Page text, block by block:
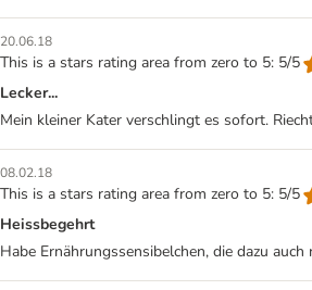
20.06.18
This is a stars rating area from zero to 5: 5/5
Lecker...
Mein kleiner Kater verschlingt es sofort.
08.02.18
This is a stars rating area from zero to 5: 5/5
Heissbegehrt
Habe Ernährungssensibelchen, die dazu